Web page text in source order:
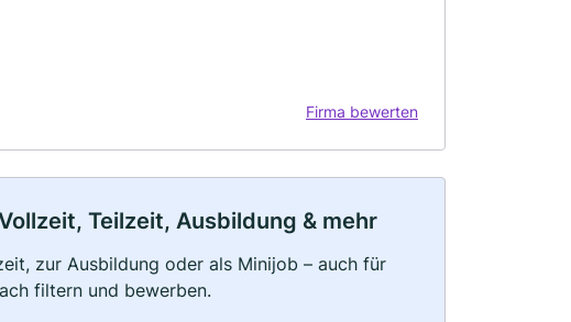
Firma bewerten
Teilzeit, Ausbildung & mehr
zur Ausbildung oder als Minijob – auch für
filtern und bewerben.